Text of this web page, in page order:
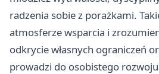
radzenia sobie z porażkami.
atmosferze wsparcia i
odkrycie własnych ograniczeń
prowadzi do osobistego